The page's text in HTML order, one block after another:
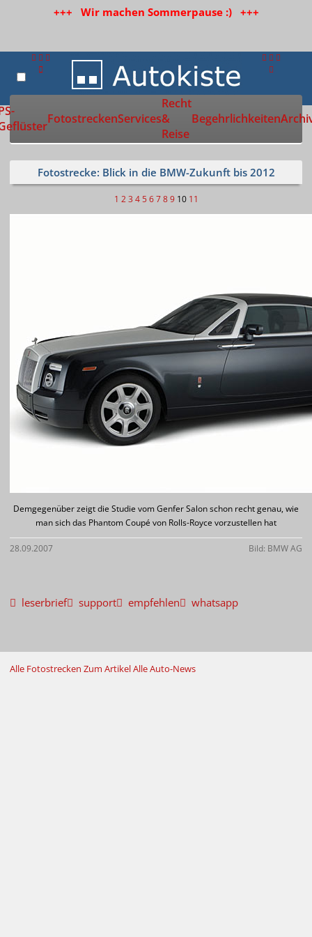
+++ Wir machen Sommerpause :) +++
Zur Startseite
FotostreckenServices
Recht
&
Reise
Begehrlichkeiten
Fotostrecke: Blick in die BMW-Zukunft bis 2012
1 2 3 4 5 6 7 8 9 10 11
Demgegenüber zeigt die Studie vom Genfer Salon schon recht genau, wie
man sich das Phantom Coupé von Rolls-Royce vorzustellen hat
28.09.2007 Bild: BMW AG
leserbrief support empfehlen whatsapp
Alle Fotostrecken Zum ArtikelAlle Auto-News